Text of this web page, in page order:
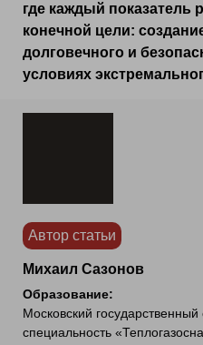
где каждый показатель
конечной цели:
долговечного и
условиях
Автор статьи
Михаил Сазонов
Образование:
Московский
специальность